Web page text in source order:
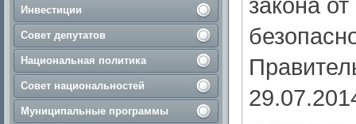
Инвестиции
Совет депутатов
Национальная политика
Совет национальностей
Муниципальные программы
закона